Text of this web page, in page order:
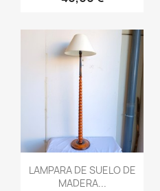
Vista rápida
LAMPARA DE SUELO DE
MADERA...